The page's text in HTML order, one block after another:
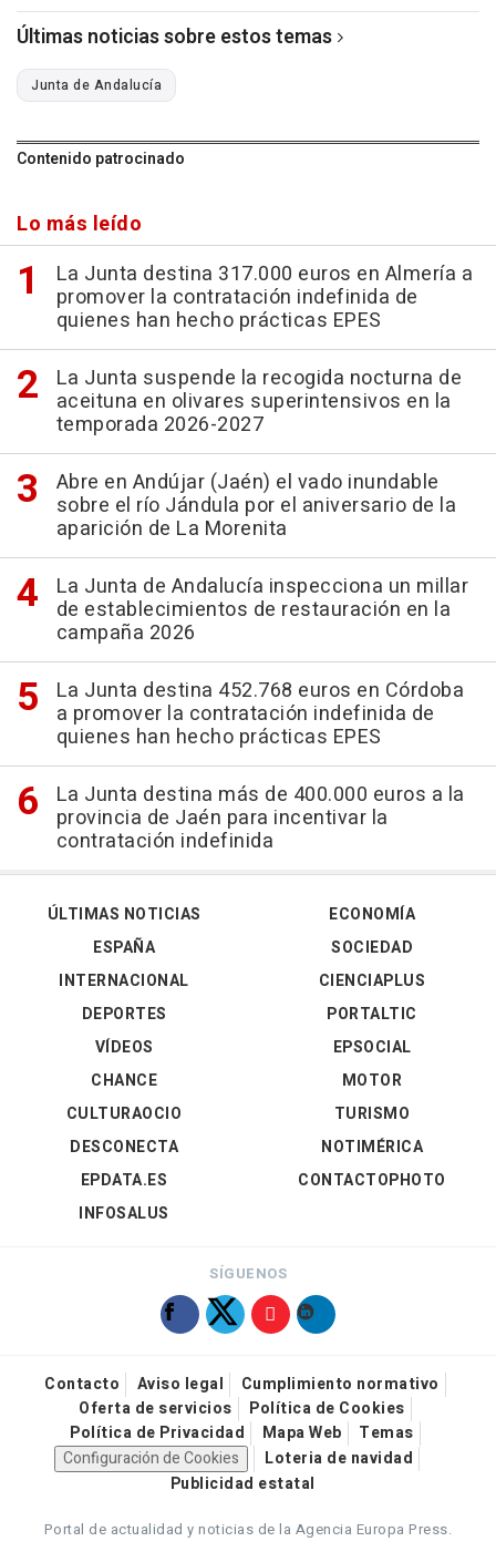
Últimas noticias sobre estos temas
Junta de Andalucía
Contenido patrocinado
Lo más leído
La Junta destina 317.000 euros en Almería a
promover la contratación indefinida de
quienes han hecho prácticas EPES
La Junta suspende la recogida nocturna de
aceituna en olivares superintensivos en la
temporada 2026-2027
Abre en Andújar (Jaén) el vado inundable
sobre el río Jándula por el aniversario de la
aparición de La Morenita
La Junta de Andalucía inspecciona un millar
de establecimientos de restauración en la
campaña 2026
La Junta destina 452.768 euros en Córdoba
a promover la contratación indefinida de
quienes han hecho prácticas EPES
La Junta destina más de 400.000 euros a la
provincia de Jaén para incentivar la
contratación indefinida
ÚLTIMAS NOTICIAS
ESPAÑA
INTERNACIONAL
DEPORTES
VÍDEOS
ECONOMÍA
SOCIEDAD
CIENCIAPLUS
PORTALTIC
EPSOCIAL
CHANCE
CULTURAOCIO
DESCONECTA
EPDATA.ES
INFOSALUS
MOTOR
TURISMO
NOTIMÉRICA
CONTACTOPHOTO
SÍGUENOS
Contacto Aviso legal
Cumplimiento normativo
Oferta de servicios
Política de Cookies
Política de Privacidad
Mapa Web
Temas
Configuración de Cookies
Loteria de navidad
Publicidad estatal
Portal de actualidad y noticias de la Agencia Europa Press.